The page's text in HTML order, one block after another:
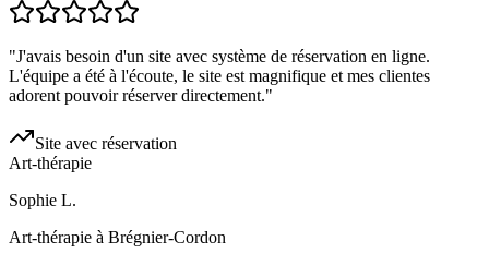
"J'avais besoin d'un site avec système de réservation en ligne.
L'équipe a été à l'écoute, le site est magnifique et mes clientes
adorent pouvoir réserver directement."
Site avec réservation
Art-thérapie
Sophie L.
Art-thérapie à Brégnier-Cordon